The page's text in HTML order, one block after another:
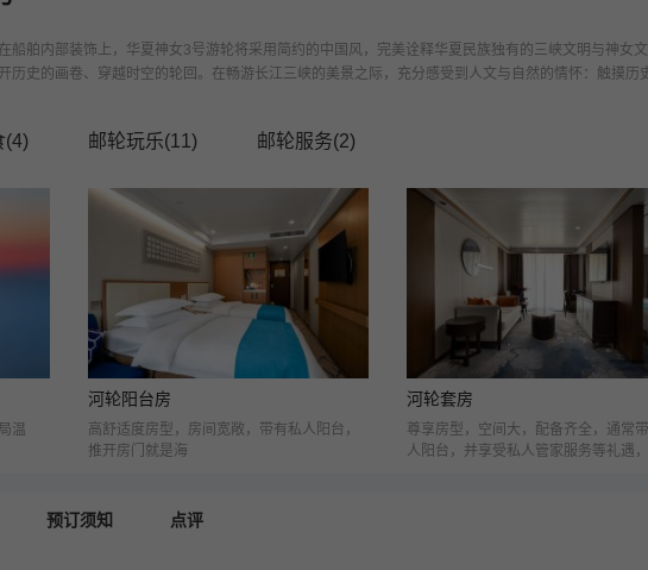
船舶内部装饰上，华夏神女3号游轮将采用简约的中国风，完美诠释华夏民族独有的三峡文明与神女
历史的画卷、穿越时空的轮回。在畅游长江三峡的美景之际，充分感受到人文与自然的情怀：触摸历
(4) 邮轮玩乐(11) 邮轮服务(2)
温
河轮阳台房
高舒适度房型，房间宽敞，带有私人阳台，
推开房门就是海
河轮套房
尊享房型，空间大，配备齐全，通常
人阳台，并享受私人管家服务等礼遇